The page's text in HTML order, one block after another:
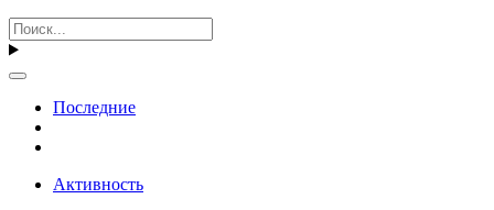
Последние
Активность